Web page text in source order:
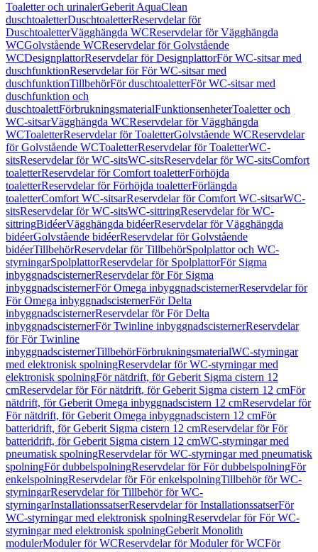
Toaletter och urinalerGeberit AquaClean
duschtoaletterDuschtoaletterReservdelar för
DuschtoaletterVägghängda WCReservdelar för Vägghängda
WCGolvstående WCReservdelar för Golvstående
WCDesignplattorReservdelar för DesignplattorFör WC-sitsar med
duschfunktionReservdelar för För WC-sitsar med
duschfunktionTillbehörFör duschtoaletterFör WC-sitsar med
duschfunktion och
duschtoalettFörbrukningsmaterialFunktionsenheterToaletter och
WC-sitsarVägghängda WCReservdelar för Vägghängda
WCToaletterReservdelar för ToaletterGolvstående WCReservdelar
för Golvstående WCToaletterReservdelar för ToaletterWC-
sitsReservdelar för WC-sitsWC-sitsReservdelar för WC-sitsComfort
toaletterReservdelar för Comfort toaletterFörhöjda
toaletterReservdelar för Förhöjda toaletterFörlängda
toaletterComfort WC-sitsarReservdelar för Comfort WC-sitsarWC-
sitsReservdelar för WC-sitsWC-sittringReservdelar för WC-
sittringBidéerVägghängda bidéerReservdelar för Vägghängda
bidéerGolvstående bidéerReservdelar för Golvstående
bidéerTillbehörReservdelar för TillbehörSpolplattor och WC-
styrningarSpolplattorReservdelar för SpolplattorFör Sigma
inbyggnadscisternerReservdelar för För Sigma
inbyggnadscisternerFör Omega inbyggnadscisternerReservdelar för
För Omega inbyggnadscisternerFör Delta
inbyggnadscisternerReservdelar för För Delta
inbyggnadscisternerFör Twinline inbyggnadscisternerReservdelar
för För Twinline
inbyggnadscisternerTillbehörFörbrukningsmaterialWC-styrningar
med elektronisk spolningReservdelar för WC-styrningar med
elektronisk spolningFör nätdrift, för Geberit Sigma cistern 12
cmReservdelar för För nätdrift, för Geberit Sigma cistern 12 cmFör
nätdrift, för Geberit Omega inbyggnadscistern 12 cmReservdelar för
För nätdrift, för Geberit Omega inbyggnadscistern 12 cmFör
batteridrift, för Geberit Sigma cistern 12 cmReservdelar för För
batteridrift, för Geberit Sigma cistern 12 cmWC-styrningar med
pneumatisk spolningReservdelar för WC-styrningar med pneumatisk
spolningFör dubbelspolningReservdelar för För dubbelspolningFör
enkelspolningReservdelar för För enkelspolningTillbehör för WC-
styrningarReservdelar för Tillbehör för WC-
styrningarInstallationssatserReservdelar för InstallationssatserFör
WC-styrningar med elektronisk spolningReservdelar för För WC-
styrningar med elektronisk spolningGeberit Monolith
modulerModuler för WCReservdelar för Moduler för WCFör